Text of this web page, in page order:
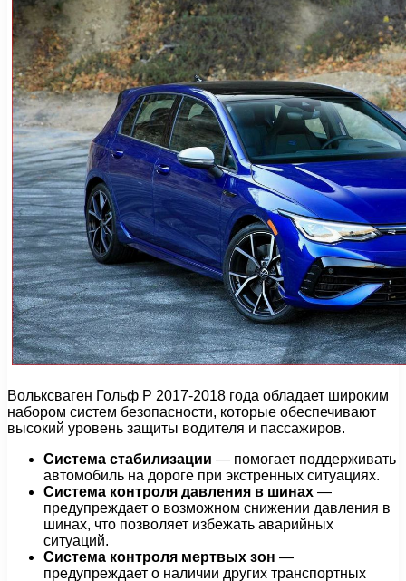
Вольксваген Гольф Р 2017-2018 года обладает широким
набором систем безопасности, которые обеспечивают
высокий уровень защиты водителя и пассажиров.
Система стабилизации — помогает поддерживать
автомобиль на дороге при экстренных ситуациях.
Система контроля давления в шинах —
предупреждает о возможном снижении давления в
шинах, что позволяет избежать аварийных
ситуаций.
Система контроля мертвых зон —
предупреждает о наличии других транспортных